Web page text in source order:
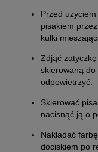
Przed
pisakiem
kulki
Zdjąć
skierowaną
odpowietrzyć.
Skierować
nacisnąć ją o
Nakładać
dociskiem po